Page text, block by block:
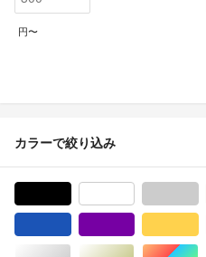
円〜
カラーで絞り込み